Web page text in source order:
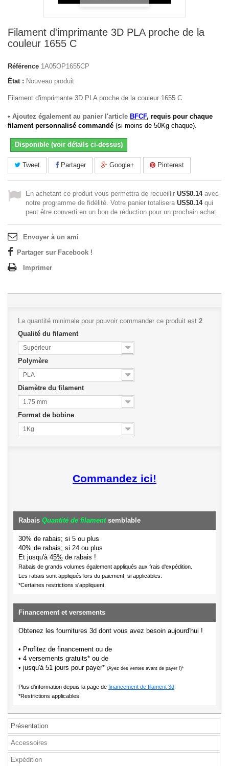
Filament d'imprimante 3D PLA proche de la
couleur 1655 C
Référence 1A05OP1655CP
État : Nouveau produit
Filament d'imprimante 3D PLA proche de la couleur 1655 C
• Ajoutez également au panier l'article BFCF, requis pour chaque
filament personnalisé commandé (si moins de 50Kg chaque).
Disponible (voir détails ci-dessus)
Tweet Partager Google+ Pinterest
En achetant ce produit vous permettra de recueillir US$0.14avec
notre programme de fidélité. Votre panier totalisera US$0.14qui
peut être converti en un bon de réduction pour un prochain achat.
Envoyer à un ami
Partager sur Facebook !
Imprimer
La quantité minimale pour pouvoir commander ce produit est 2
Qualité du filament
Supérieur
Polymère
PLA
Diamètre du filament
1.75 mm
Format de bobine
1Kg
Commandez ici!
Rabais Quantité de filamentsemblable
30% de rabais; si 5 ou plus
40% de rabais; si 24 ou plus
Et jusqu'à 45% de rabais !
Rabais de grands volumes également appliqués aux frais d'expédition.
Les rabais sont appliqués lors du paiement, si applicables.
*Certaines restrictions s'appliquent.
Financement et versements
Obtenez les fournitures 3d dont vous avez besoin aujourd'hui !
• Profitez de financement ou de
• 4 versements gratuits* ou de
• jusqu'à 51 jours pour payer* (Ayez des ventes avant de payer !)*
Plus d'information depuis la page de financement de filament 3d
*Restrictions applicables.
Présentation
Accessoires
Expédition